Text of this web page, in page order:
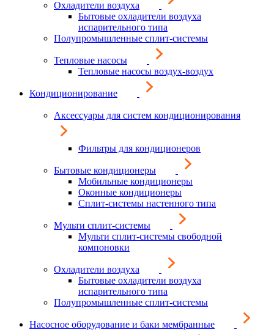
Охладители воздуха
Бытовые охладители воздуха
испарительного типа
Полупромышленные сплит-системы
Тепловые насосы
Тепловые насосы воздух-воздух
Кондиционирование
Аксессуары для систем кондиционирования
Фильтры для кондиционеров
Бытовые кондиционеры
Мобильные кондиционеры
Оконные кондиционеры
Сплит-системы настенного типа
Мульти сплит-системы
Мульти сплит-системы свободной
компоновки
Охладители воздуха
Бытовые охладители воздуха
испарительного типа
Полупромышленные сплит-системы
Насосное оборудование и баки мембранные